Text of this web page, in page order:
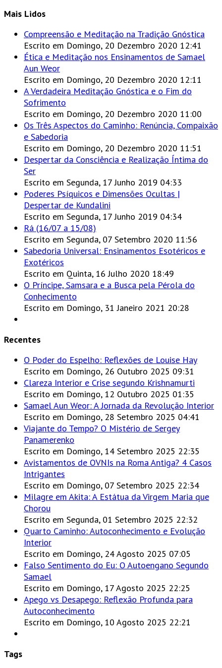
Mais Lidos
Compreensão e Meditação na Tradição Gnóstica
Escrito em Domingo, 20 Dezembro 2020 12:41
Ética e Meditação nos Ensinamentos de Samael
Aun Weor
Escrito em Domingo, 20 Dezembro 2020 12:11
A Verdadeira Meditação Gnóstica e o Fim do
Sofrimento
Escrito em Domingo, 20 Dezembro 2020 11:00
Os Três Aspectos do Caminho: Renúncia, Compaixão
e Sabedoria
Escrito em Domingo, 20 Dezembro 2020 11:51
Despertar da Consciência e Realização Íntima do
Ser
Escrito em Segunda, 17 Junho 2019 04:33
Poderes Psíquicos e Dimensões Ocultas |
Despertar de Kundalini
Escrito em Segunda, 17 Junho 2019 04:34
Rá (16/07 a 15/08)
Escrito em Segunda, 07 Setembro 2020 11:56
Sabedoria Universal: Ensinamentos Esotéricos e
Exotéricos
Escrito em Quinta, 16 Julho 2020 18:49
O Príncipe, Samsara e a Busca pela Pérola do
Conhecimento
Escrito em Domingo, 31 Janeiro 2021 20:28
Recentes
O Poder do Espelho: Reflexões de Louise Hay
Escrito em Domingo, 26 Outubro 2025 09:31
Clareza Interior e Crise segundo Krishnamurti
Escrito em Domingo, 12 Outubro 2025 01:35
Samael Aun Weor: A Jornada da Revolução Interior
Escrito em Domingo, 28 Setembro 2025 04:41
Viajante do Tempo? O Mistério de Sergey
Panamerenko
Escrito em Domingo, 14 Setembro 2025 22:35
Avistamentos de OVNIs na Roma Antiga? 4 Casos
Intrigantes
Escrito em Domingo, 07 Setembro 2025 22:34
Milagre em Akita: A Estátua da Virgem Maria que
Chorou
Escrito em Segunda, 01 Setembro 2025 22:32
Quarto Caminho: Autoconhecimento e Evolução
Interior
Escrito em Domingo, 24 Agosto 2025 07:05
Falso Sentimento do Eu: O Autoengano Segundo
Samael
Escrito em Domingo, 17 Agosto 2025 22:25
Apego vs Desapego: Reflexão Profunda para
Autoconhecimento
Escrito em Domingo, 10 Agosto 2025 22:21
Tags